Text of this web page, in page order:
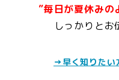
”毎日が夏休みの
しっかりとお
→早く知りたい